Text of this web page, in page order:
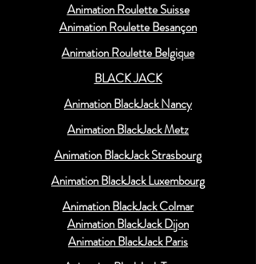
Animation Roulette Suisse
Animation Roulette Besançon
Animation Roulette Belgique
BLACK JACK
Animation BlackJack Nancy
Animation BlackJack Metz
Animation BlackJack Strasbourg
Animation BlackJack Luxembourg
Animation BlackJack Colmar
Animation BlackJack Dijon
Animation BlackJack Paris